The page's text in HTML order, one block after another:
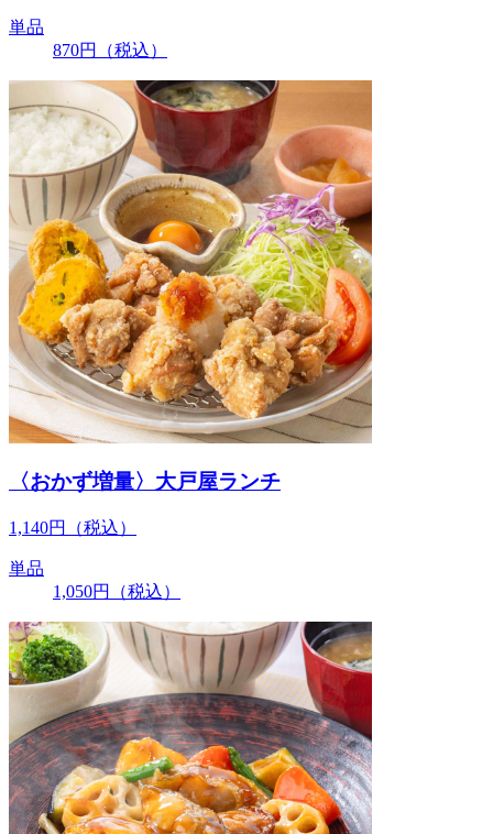
単品
870円 （税込）
〈おかず増量〉大戸屋ランチ
1,140円 （税込）
単品
1,050円 （税込）